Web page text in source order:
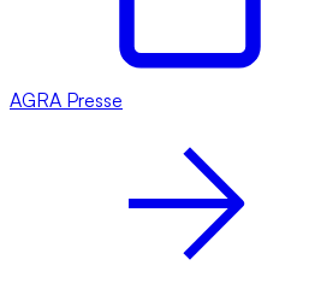
AGRA Presse